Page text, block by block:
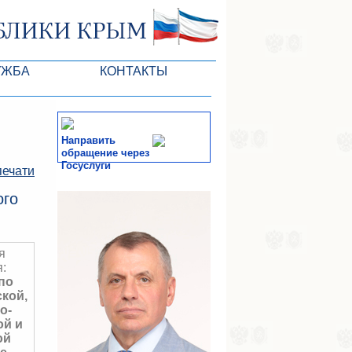
КОНТАКТЫ
и
Направить
обращение через
Госуслуги